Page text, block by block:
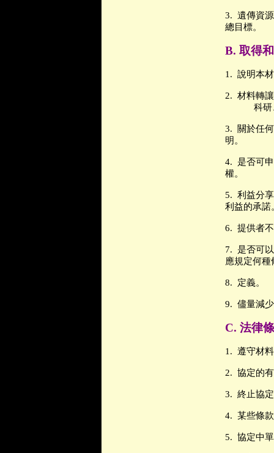
3. 遺傳資
總目標。
B. 取得
1. 說明本
2. 材料轉
科
3. 關於任
明。
4. 是否可
權。
5. 利益分
利益的承諾
6. 提供者
7. 是否可
應規定何種
8. 定義。
9. 儘量減
C. 法律
1. 遵守材
2. 協定的
3. 終止協
4. 某些條
5. 協定中